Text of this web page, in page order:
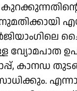
വ്യോമപാത
കാനഡ